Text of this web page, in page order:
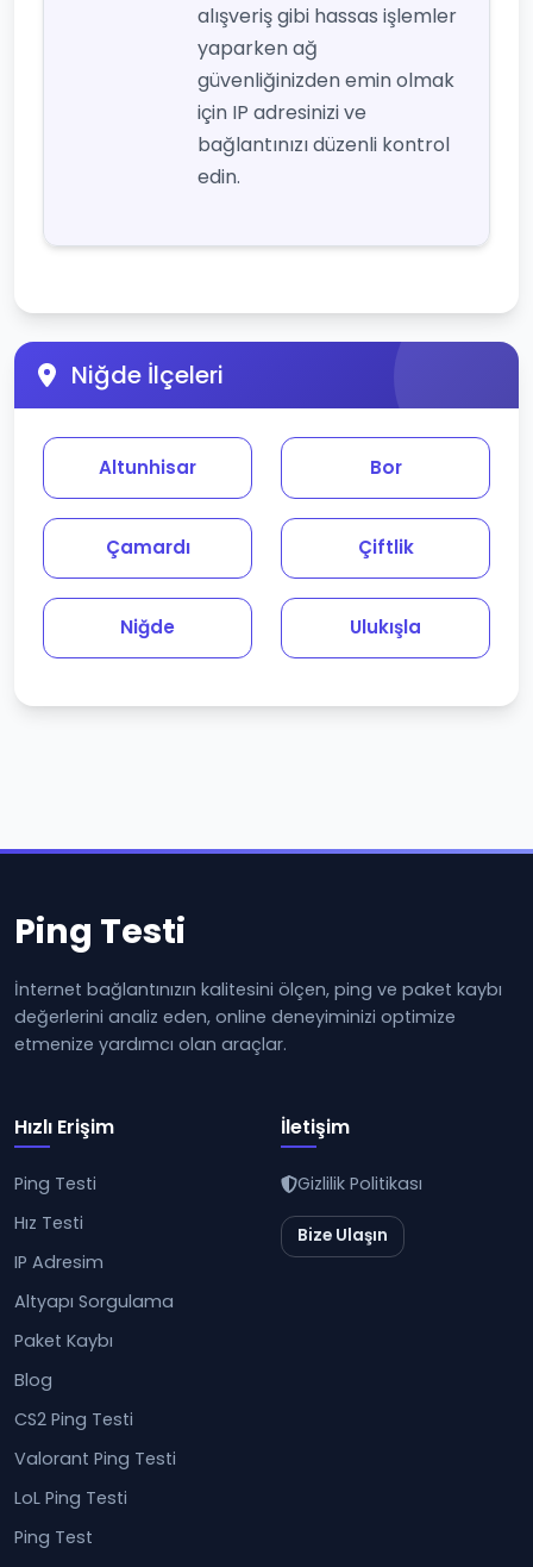
alışveriş gibi hassas işlemler
yaparken ağ
güvenliğinizden emin olmak
için IP adresinizi ve
bağlantınızı düzenli kontrol
edin.
Niğde İlçeleri
Altunhisar Bor
Çamardı Çiftlik
Niğde Ulukışla
Ping Testi
İnternet bağlantınızın kalitesini ölçen, ping ve paket kaybı
değerlerini analiz eden, online deneyiminizi optimize
etmenize yardımcı olan araçlar.
Hızlı Erişim
Ping Testi
Hız Testi
IP Adresim
Altyapı Sorgulama
Paket Kaybı
Blog
CS2 Ping Testi
Valorant Ping Testi
LoL Ping Testi
Ping Test
İletişim
Gizlilik Politikası
Bize Ulaşın